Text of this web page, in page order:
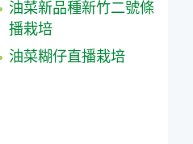
油菜新品種新竹二號條
播栽培
油菜糊仔直播栽培